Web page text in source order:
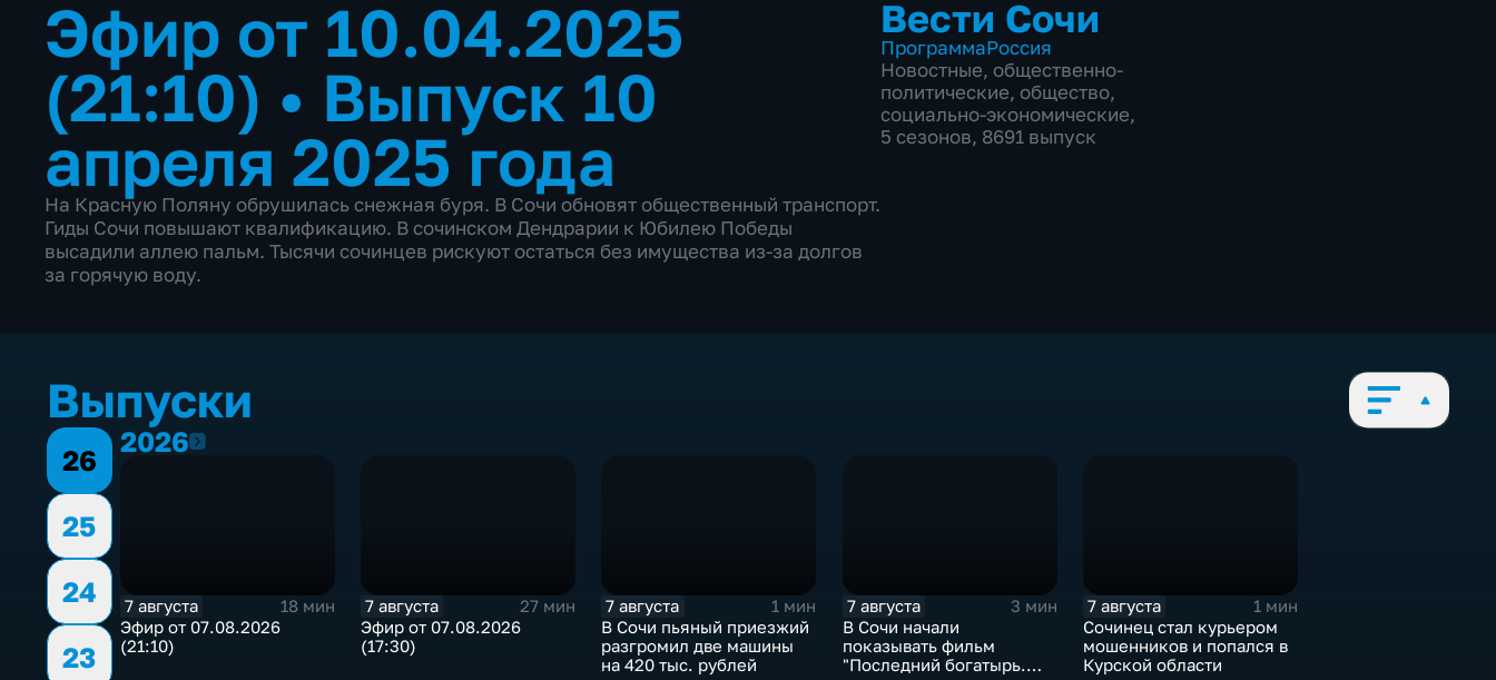
Эфир от 10.04.2025
(21:10) • Выпуск 10
апреля 2025 года
На Красную Поляну обрушилась снежная буря. В Сочи обновят общественный транспорт.
Гиды Сочи повышают квалификацию. В сочинском Дендрарии к Юбилею Победы
высадили аллею пальм. Тысячи сочинцев рискуют остаться без имущества из-за долгов
за горячую воду.
Вести Сочи
ПрограммаРоссия
Новостные, общественно-
политические, общество,
социально-экономические,
5 сезонов, 8691 выпуск
Выпуски
26
25
24
23
20262026
7 августа
18 мин
Эфир от 07.08.2026
(21:10)
7 августа
27 мин
Эфир от 07.08.2026
(17:30)
7 августа
1 мин
В Сочи пьяный приезжий
разгромил две машины
на 420 тыс. рублей
7 августа
3 мин
В Сочи начали
показывать фильм
"Последний богатырь.
7 августа
1 мин
Сочинец стал курьером
мошенников и попался в
Курской области